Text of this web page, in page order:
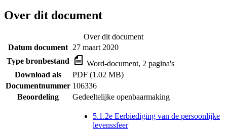
Over dit document
Over dit document
Datum document 27 maart 2020
Type bronbestand
Word-document, 2 pagina's
Download als
PDF (1.02 MB)
Documentnummer 106336
Beoordeling
Gedeeltelijke openbaarmaking
5.1.2e Eerbiediging van de persoonlijke
levenssfeer